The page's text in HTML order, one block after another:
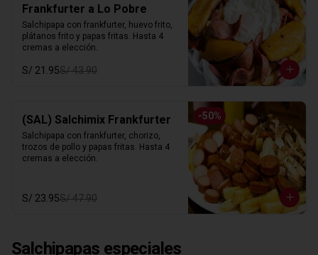
Frankfurter a Lo Pobre
Salchipapa con frankfurter, huevo frito,
plátanos frito y papas fritas. Hasta 4
cremas a elección.
S/ 21.95S/ 43.90
-50%
(SAL) Salchimix Frankfurter
Salchipapa con frankfurter, chorizo,
trozos de pollo y papas fritas. Hasta 4
cremas a elección.
S/ 23.95S/ 47.90
Salchipapas especiales